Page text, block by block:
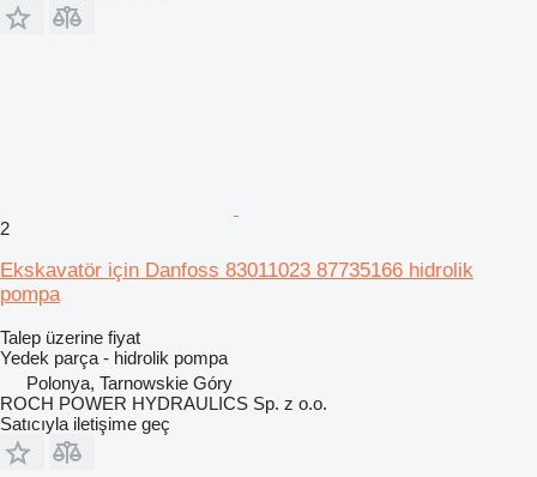
2
Ekskavatör için Danfoss 83011023 87735166 hidrolik
pompa
Talep üzerine fiyat
Yedek parça - hidrolik pompa
Polonya, Tarnowskie Góry
ROCH POWER HYDRAULICS Sp. z o.o.
Satıcıyla iletişime geç